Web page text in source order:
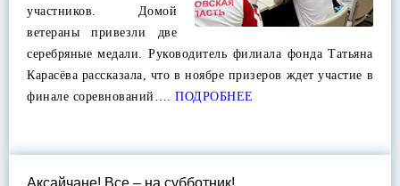
участников. Домой
ветераны привезли две
серебряные медали. Руководитель филиала фонда Татьяна
Карасёва рассказала, что в ноябре призеров ждет участие в
финале соревнований…. ПОДРОБНЕЕ
Аксайчане! Все – на субботник!